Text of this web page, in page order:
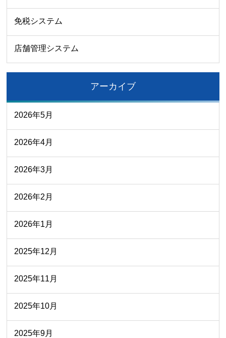
免税システム
店舗管理システム
アーカイブ
2026年5月
2026年4月
2026年3月
2026年2月
2026年1月
2025年12月
2025年11月
2025年10月
2025年9月